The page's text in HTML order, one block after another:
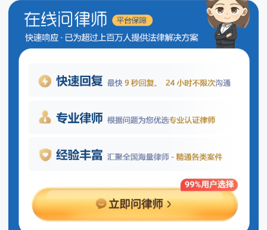
工程竣工后的质量检测是确保项目符
合设计要求及相关标准的关键步骤。依据
我国现行的法律法规，建设单位需组织相
关方进行竣工验收，并在此过程中对工程
具备相应资质的第三方专业检测机构来进
行检测，以确保检测结果的公正性和权威
性。若在检测中发现任何质量问题，必须
立即采取整改措施，直至完全达到规定的
标准后，方可将工程交付使用。